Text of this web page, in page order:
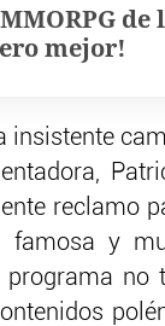
de
mejor!
insistente
reclamo
y
programa